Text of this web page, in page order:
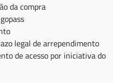
da compra
legal de arrependimento
de acesso por iniciativa do